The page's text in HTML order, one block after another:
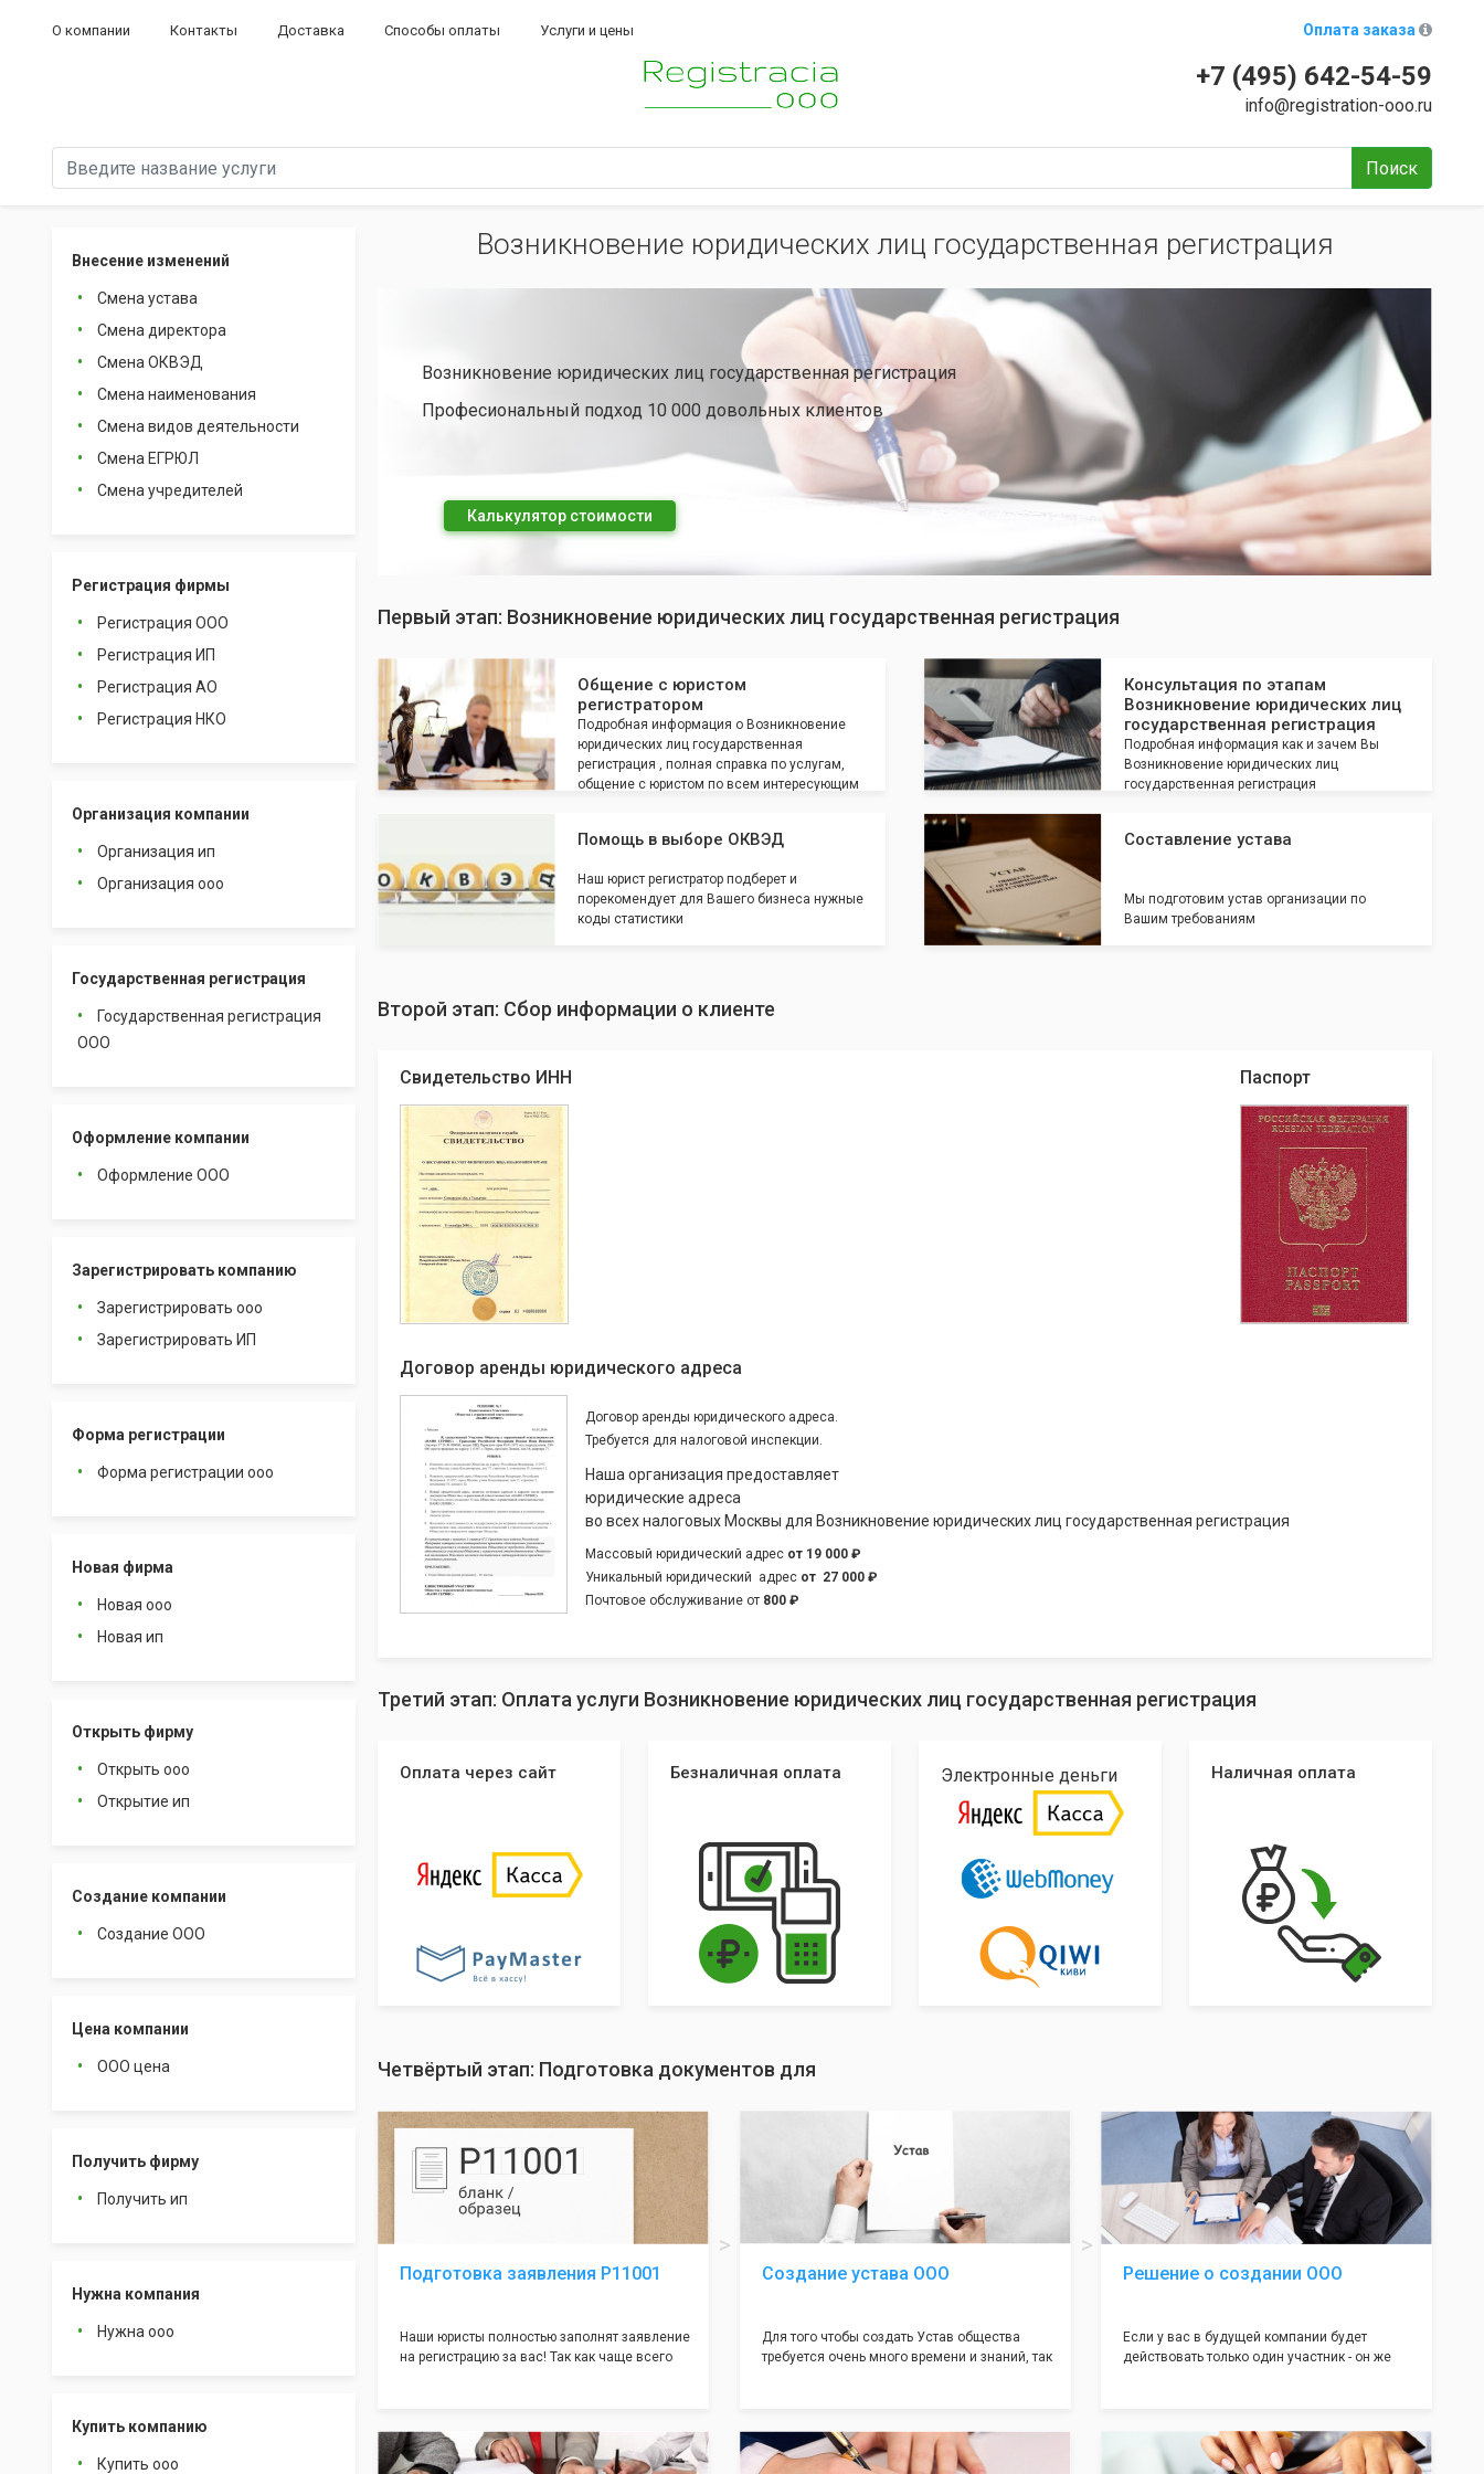
О компании Контакты Доставка Способы оплаты Услуги и цены Оплата заказа
+7 (495) 642-54-59
info@registration-ooo.ru
Поиск
Внесение изменений
Смена устава
Смена директора
Смена ОКВЭД
Смена наименования
Смена видов деятельности
Смена ЕГРЮЛ
Смена учредителей
Регистрация фирмы
Регистрация ООО
Регистрация ИП
Регистрация АО
Регистрация НКО
Организация компании
Организация ип
Организация ооо
Государственная регистрация
Государственная регистрация
ООО
Оформление компании
Оформление ООО
Зарегистрировать компанию
Зарегистрировать ооо
Зарегистрировать ИП
Форма регистрации
Форма регистрации ооо
Новая фирма
Новая ооо
Новая ип
Открыть фирму
Открыть ооо
Открытие ип
Создание компании
Создание ООО
Цена компании
ООО цена
Получить фирму
Получить ип
Нужна компания
Нужна ооо
Купить компанию
Купить ооо
Возникновение юридических лиц государственная регистрация
Возникновение юридических лиц государственная регистрация
Професиональный подход 10 000 довольных клиентов
Калькулятор стоимости
Первый этап: Возникновение юридических лиц государственная регистрация
Общение с юристом
регистратором
Подробная информация о Возникновение
юридических лиц государственная
регистрация , полная справка по услугам,
общение с юристом по всем интересующим
Консультация по этапам
Возникновение юридических лиц
государственная регистрация
Подробная информация как и зачем Вы
Возникновение юридических лиц
государственная регистрация
Помощь в выборе ОКВЭД
Наш юрист регистратор подберет и
порекомендует для Вашего бизнеса нужные
коды статистики
Составление устава
Мы подготовим устав организации по
Вашим требованиям
Второй этап: Сбор информации о клиенте
Свидетельство ИНН Паспорт
Договор аренды юридического адреса
Договор аренды юридического адреса.
Требуется для налоговой инспекции.
Наша организация предоставляет
юридические адреса
во всех налоговых Москвы для Возникновение юридических лиц государственная регистрация
Массовый юридический адрес от 19 000 ₽
Уникальный юридический адрес от 27 000 ₽
Почтовое обслуживание от 800 ₽
Третий этап: Оплата услуги Возникновение юридических лиц государственная регистрация
Оплата через сайт Безналичная оплата Электронные деньги Наличная оплата
Четвёртый этап: Подготовка документов для
Подготовка заявления Р11001
Наши юристы полностью заполнят заявление
на регистрацию за вас! Так как чаще всего
большая часть отказов - наши юристы с
многолетним опытом работы возьмут всё
Создание устава ООО
Для того чтобы создать Устав общества
требуется очень много времени и знаний, так
Наша компания предоставит вам свой
уникальный Устав Общества, который
Решение о создании ООО
Если у вас в будущей компании будет
действовать только один участник - он же
грамотно составят данное заявление, а Вам
нужно будет только поставить подпись на